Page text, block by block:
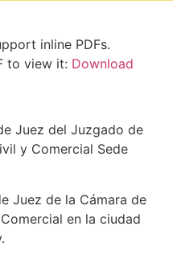
inline PDFs.
to view it: Download
Juez del Juzgado de
y Comercial Sede
Juez de la Cámara de
en la ciudad